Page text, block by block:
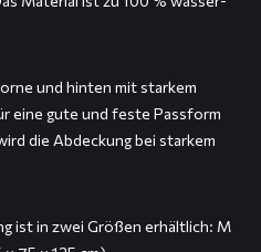
und hinten mit starkem
eine gute und feste Passform
die Abdeckung bei starkem
ist in zwei Größen erhältlich: M